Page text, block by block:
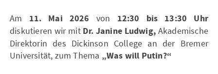
Am 11. Mai 2026 von 12:30 bis 13:30 Uhr
diskutieren wir mit Dr. Janine Ludwig, Akademische
Direktorin des Dickinson College an der Bremer
Universität, zum Thema „Was will Putin?“